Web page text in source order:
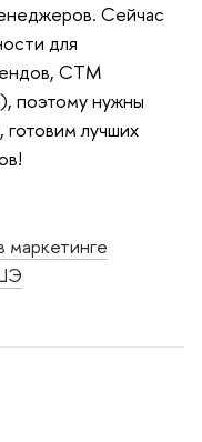
Сейчас
для
СТМ
поэтому нужны
лучших
маркетинге